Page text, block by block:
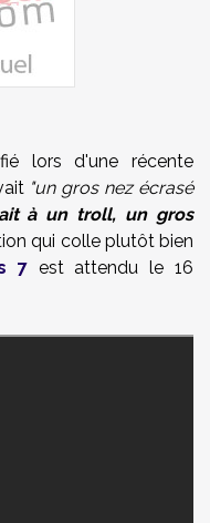
lors d'une récente
"un gros nez écrasé
à un troll, un gros
qui colle plutôt bien
7est attendu le 16